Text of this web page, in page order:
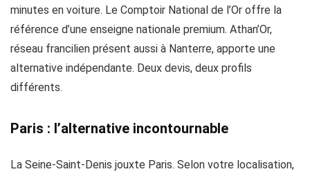
minutes en voiture. Le Comptoir National de l’Or offre la
référence d’une enseigne nationale premium. Athan’Or,
réseau francilien présent aussi à Nanterre, apporte une
alternative indépendante. Deux devis, deux profils
différents.
Paris : l’alternative incontournable
La Seine-Saint-Denis jouxte Paris. Selon votre localisation,